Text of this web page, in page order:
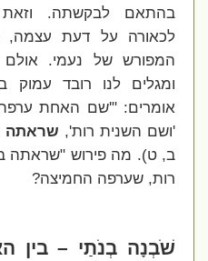
בהתאם לבקשתה. וזאת
לכאורה על דעת עצמה,
המפורש של נעמי. אולם
ומגלים לנו רובד עמוק
אומרים: "'שם האחת
'ושם השנית רות',שראתה
ב, ט). מה פירוש "שראתה
רות, שערפה החמיצה?
שֹׁבְנָה בְנֹתַי – בין